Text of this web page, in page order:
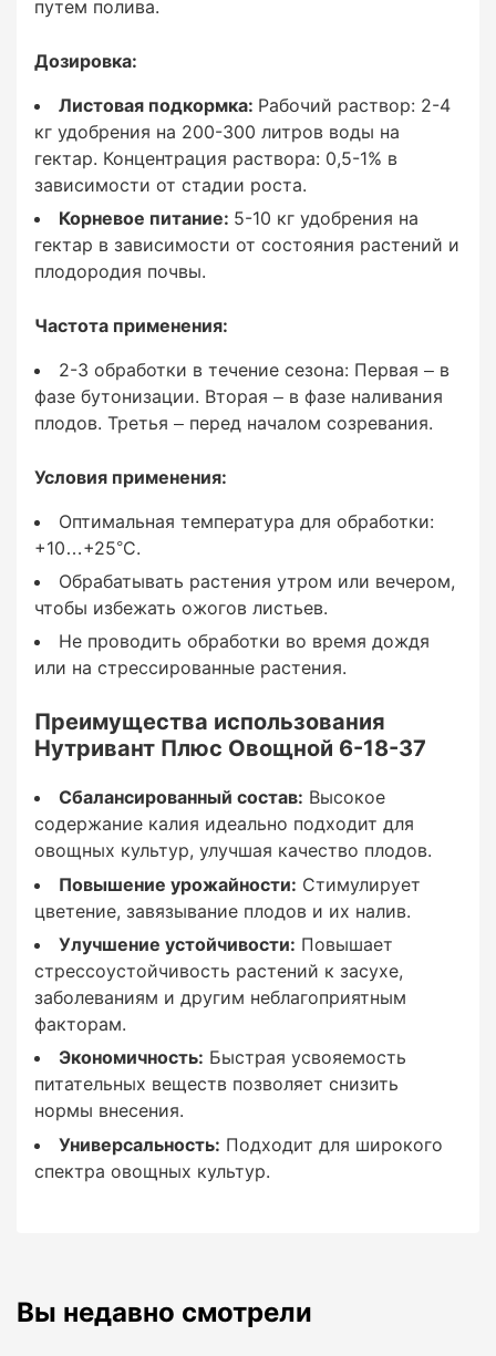
Листовая подкормка:
Рабочий раствор: 2-4 кг удобрения на 200-300
литров воды на гектар. Концентрация
раствора: 0,5-1% в зависимости от стадии
роста.
Корневое питание:
состояния растений и плодородия почвы.
Частота применения:
2-3 обработки в течение сезона: Первая – в
фазе бутонизации. Вторая – в фазе наливания
плодов. Третья – перед началом созревания.
Оптимальная температура для обработки:
+10…+25°C.
Обрабатывать растения утром или вечером,
чтобы избежать ожогов листьев.
Не проводить обработки во время дождя или
на стрессированные растения.
Преимущества
использования Нутривант
Плюс Овощной 6-18-37
Сбалансированный состав:
путем полива.
Дозировка:
Листовая подкормка: Рабочий раствор: 2-4
кг удобрения на 200-300 литров воды на
гектар. Концентрация раствора: 0,5-1% в
зависимости от стадии роста.
Корневое питание: 5-10 кг удобрения на
гектар в зависимости от состояния растений и
плодородия почвы.
Частота применения:
2-3 обработки в течение сезона: Первая – в
фазе бутонизации. Вторая – в фазе наливания
плодов. Третья – перед началом созревания.
Условия применения:
Оптимальная температура для обработки:
+10…+25°C.
Обрабатывать растения утром или вечером,
чтобы избежать ожогов листьев.
Не проводить обработки во время дождя
или на стрессированные растения.
Преимущества использования
Нутривант Плюс Овощной 6-18-37
Сбалансированный состав: Высокое
содержание калия идеально подходит для
овощных культур, улучшая качество плодов.
Повышение урожайности: Стимулирует
цветение, завязывание плодов и их налив.
Улучшение устойчивости: Повышает
стрессоустойчивость растений к засухе,
заболеваниям и другим неблагоприятным
факторам.
Экономичность: Быстрая усвояемость
питательных веществ позволяет снизить
нормы внесения.
Универсальность: Подходит для широкого
спектра овощных культур.
Вы недавно смотрели